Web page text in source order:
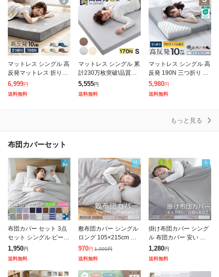
マットレス シングル 高
反発マットレス 折りた
たみ 極厚10cm マット
レス 三つ折り ベッドマ
6,999円
送料無料
マットレス シングル 累
計230万枚突破!品質が
違う「純」 高反発 厚さ
8cm 収納バンド付 170
5,555円
送料無料
マットレス シングル 高
反発 190N 三つ折り プ
ロファイル 極厚10cm
凹凸 点で支える 高反発
5,980円
送料無料
もっと見る
布団カバーセット
布団カバー セット 3点
セット シングル ピーチ
スキン加工 和式 洋式
ベッド用 掛け布団カバ
バー ボッ
1,950円
送料無料
敷布団カバー シングル
ロング 105×215cm 布
団カバー ピーチスキン
加工 柔らかい 可愛い
団カバー
970円 1,000円
送料無料
掛け布団カバー シング
ル 布団カバー 安い ピ
ーチスキン加工 肌触り
の良い 柔らかい 可愛い
抗菌防臭
1,280円
送料無料